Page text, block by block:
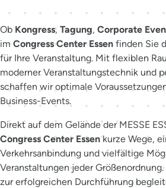
Ob Kongress, Tagung, Corporate
im Congress Center Essen finden Sie
für Ihre Veranstaltung. Mit flexiblen
moderner Veranstaltungstechnik und
schaffen wir optimale
Business-Events.
Direkt auf dem Gelände der MESSE
Congress Center Essenkurze Wege,
Verkehrsanbindung und vielfältige
Veranstaltungen jeder
zur erfolgreichen Durchführung